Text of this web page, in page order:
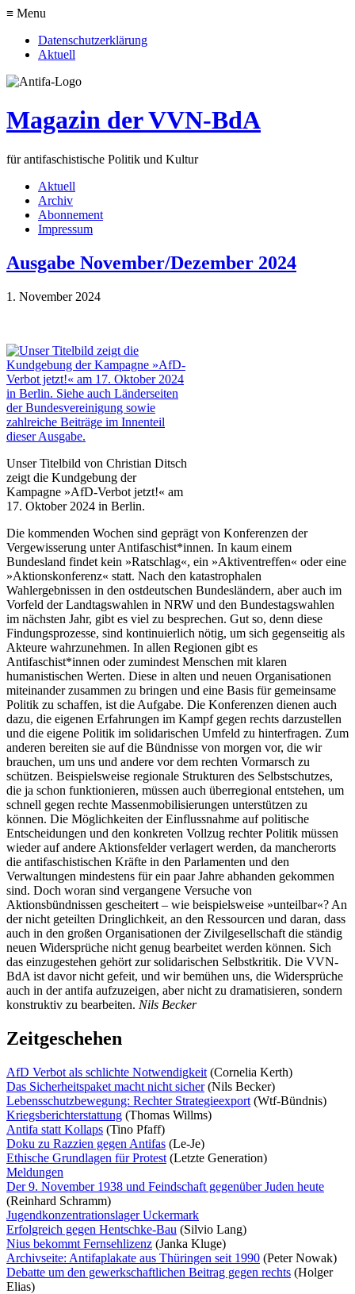
≡ Menu
Datenschutzerklärung
Aktuell
Magazin der VVN-BdA
für antifaschistische Politik und Kultur
Aktuell
Archiv
Abonnement
Impressum
Ausgabe November/Dezember 2024
1. November 2024
Unser Titelbild von Christian Ditsch
zeigt die Kundgebung der
Kampagne »AfD-Verbot jetzt!« am
17. Oktober 2024 in Berlin.
Die kommenden Wochen sind geprägt von Konferenzen der
Vergewisserung unter Antifaschist*innen. In kaum einem
Bundesland findet kein »Ratschlag«, ein »Aktiventreffen« oder eine
»Aktions­konferenz« statt. Nach den katastrophalen
Wahlergebnissen in den ostdeutschen Bundesländern, aber auch im
Vorfeld der Landtagswahlen in NRW und den Bundestagswahlen
im nächsten Jahr, gibt es viel zu besprechen. Gut so, denn diese
Findungsprozesse, sind kontinuierlich nötig, um sich gegenseitig als
Akteure wahrzunehmen. In allen Regionen gibt es
Antifaschist*innen oder zumindest Menschen mit klaren
humanistischen Werten. Diese in alten und neuen Organisationen
miteinander zusammen zu bringen und eine Basis für gemeinsame
Politik zu schaffen, ist die Aufgabe. Die Konferenzen dienen auch
dazu, die eigenen Erfahrungen im Kampf gegen rechts darzustellen
und die eigene Politik im solidarischen Umfeld zu hinterfragen. Zum
anderen bereiten sie auf die Bündnisse von morgen vor, die wir
brauchen, um uns und andere vor dem rechten Vormarsch zu
schützen. Beispielsweise regionale Strukturen des Selbstschutzes,
die ja schon funktionieren, müssen auch überregional entstehen, um
schnell gegen rechte Massenmobilisierungen unterstützen zu
können. Die Möglichkeiten der Einflussnahme auf politische
Entscheidungen und den konkreten Vollzug rechter Politik müssen
wieder auf andere Aktionsfelder verlagert werden, da mancherorts
die antifaschistischen Kräfte in den Parlamenten und den
Verwaltungen mindestens für ein paar Jahre abhanden gekommen
sind. Doch woran sind vergangene Versuche von
Aktionsbündnissen gescheitert – wie beispielsweise »unteilbar«? An
der nicht geteilten Dringlichkeit, an den Ressourcen und daran, dass
auch in den großen Organisationen der Zivilgesellschaft die ständig
neuen Widersprüche nicht genug bearbeitet werden können. Sich
das einzugestehen gehört zur solidarischen Selbstkritik. Die VVN-
BdA ist davor nicht gefeit, und wir bemühen uns, die Widersprüche
auch in der antifa aufzuzeigen, aber nicht zu dramatisieren, sondern
konstruktiv zu bearbeiten. Nils Becker
Zeitgeschehen
AfD Verbot als schlichte Notwendigkeit (Cornelia Kerth)
Das Sicherheitspaket macht nicht sicher(Nils Becker)
Lebensschutzbewegung: Rechter Strategieexport (Wtf-Bündnis)
Kriegsberichterstattung (Thomas Willms)
Antifa statt Kollaps (Tino Pfaff)
Doku zu Razzien gegen Antifas (Le-Je)
Ethische Grundlagen für Protest (Letzte Generation)
Meldungen
Der 9. November 1938 und Feindschaft gegenüber Juden heute
(Reinhard Schramm)
Jugendkonzentrationslager Uckermark
Erfolgreich gegen Hentschke-Bau (Silvio Lang)
Nius bekommt Fernsehlizenz (Janka Kluge)
Archivseite: Antifaplakate aus Thüringen seit 1990 (Peter Nowak)
Debatte um den gewerkschaftlichen Beitrag gegen rechts (Holger
Elias)